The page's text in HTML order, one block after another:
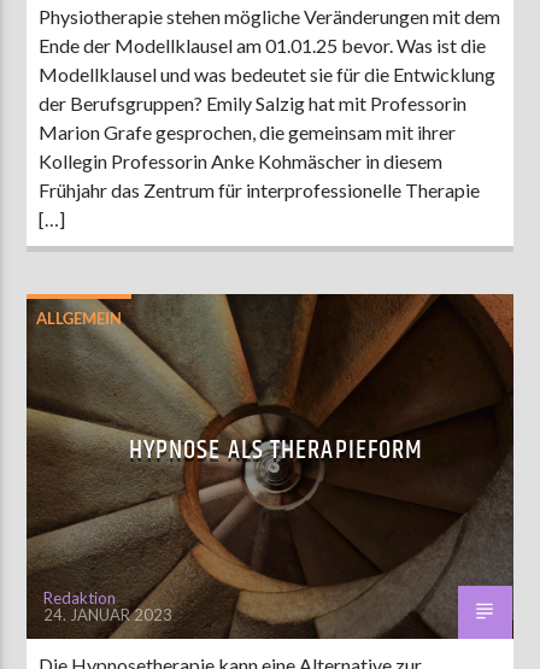
Physiotherapie stehen mögliche Veränderungen mit dem
Ende der Modellklausel am 01.01.25 bevor. Was ist die
Modellklausel und was bedeutet sie für die Entwicklung
der Berufsgruppen? Emily Salzig hat mit Professorin
Marion Grafe gesprochen, die gemeinsam mit ihrer
Kollegin Professorin Anke Kohmäscher in diesem
Frühjahr das Zentrum für interprofessionelle Therapie
[…]
ALLGEMEIN
HYPNOSE ALS THERAPIEFORM
Redaktion
24. JANUAR 2023